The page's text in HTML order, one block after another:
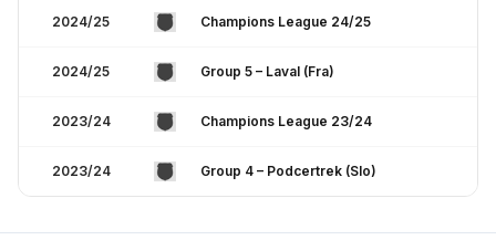
2024/25 Champions League 24/25
2024/25 Group 5 – Laval (Fra)
2023/24 Champions League 23/24
2023/24 Group 4 – Podcertrek (Slo)